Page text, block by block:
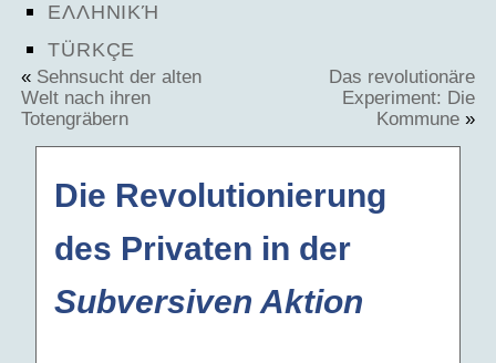
ΕΛΛΗΝΙΚΉ
TÜRKÇE
« Sehnsucht der alten
Welt nach ihren
Totengräbern
Das revolutionäre
Experiment: Die
Kommune »
Die Revolutionierung
des Privaten in der
Subversiven Aktion